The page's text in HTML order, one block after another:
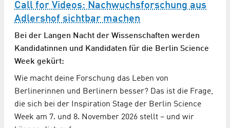
Call for Videos: Nachwuchs­forschung aus
Adlershof sichtbar machen
Bei der Langen Nacht der Wissenschaften werden
Kandidatinnen und Kandidaten für die Berlin Science
Week gekürt:
Wie macht deine Forschung das Leben von
Berlinerinnen und Berlinern besser? Das ist die Frage,
die sich bei der Inspiration Stage der Berlin Science
Week am 7. und 8. November 2026 stellt – und wir